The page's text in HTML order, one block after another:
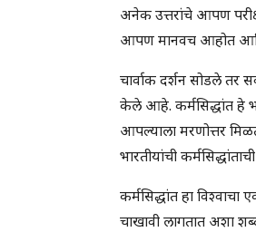
अनेक उत्तरांचे आपण
आपण मानवच आहोत आणि
चार्वाक दर्शन सोडले तर
केले आहे. कर्मसिद्धांत हे
आपल्याला मरणोत्तर
भारतीयांची
कर्मसिद्धांत हा
चाखावी लागतात अशा